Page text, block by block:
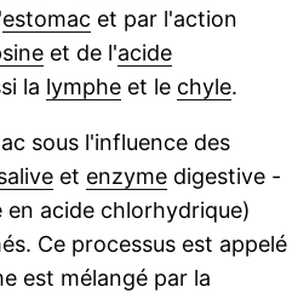
estomac et par l'action
et de l'acide
la lympheet le chyle.
sous l'influence des
et enzymedigestive -
acide chlorhydrique)
Ce processus est appelé
est mélangé par la